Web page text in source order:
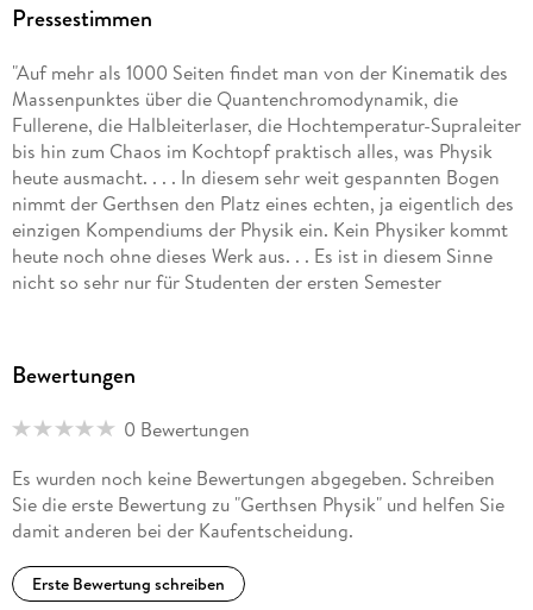
Pressestimmen
"Auf mehr als 1000 Seiten findet man von der Kinematik des
Massenpunktes über die Quantenchromodynamik, die
Fullerene, die Halbleiterlaser, die Hochtemperatur-Supraleiter
bis hin zum Chaos im Kochtopf praktisch alles, was Physik
heute ausmacht. . . . In diesem sehr weit gespannten Bogen
nimmt der Gerthsen den Platz eines echten, ja eigentlich des
einzigen Kompendiums der Physik ein. Kein Physiker kommt
heute noch ohne dieses Werk aus. . . Es ist in diesem Sinne
nicht so sehr nur für Studenten der ersten Semester
erfahren wollen, was sich in den vielen anderen Gebieten der
Physik, die in der Arbeitsgruppe, in der sie sich befinden,
das Buch eine beeindruckende Hilfe zur Herstellung
physikalischer Allgemeinbildung dar." (Physikalische
Blätter)"Gerthsen Physik richtet sich an Studierende mit
Haupt- und nebenfach Physik und bietet jedem Interessierten
fundiertes Wissen zu diesem faszinierenden Fach."
(Technische Mitteilungen)". . . kann jedem Physiklehrer für
seine eigene Bibliothek nur bestens empfohlen werden, als
Bewertungen
0 Bewertungen
Es wurden noch keine Bewertungen abgegeben. Schreiben
Sie die erste Bewertung zu "Gerthsen Physik" und helfen Sie
damit anderen bei der Kaufentscheidung.
Erste Bewertung schreiben